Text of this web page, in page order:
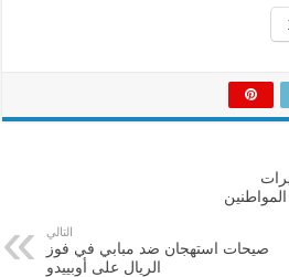
التالي
صيحات استهجان ضد مبابي في فوز
الريال على أوبييدو